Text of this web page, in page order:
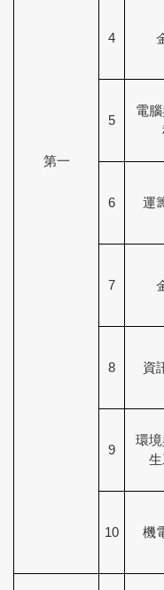
第一
4
5
電
6 運
7
8 資
9
環
10 機